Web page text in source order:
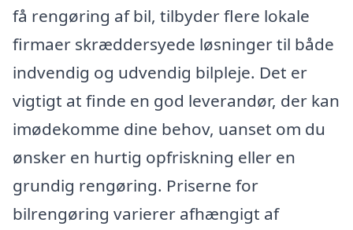
få rengøring af bil, tilbyder flere lokale
firmaer skræddersyede løsninger til både
indvendig og udvendig bilpleje. Det er
vigtigt at finde en god leverandør, der kan
imødekomme dine behov, uanset om du
ønsker en hurtig opfriskning eller en
grundig rengøring. Priserne for
bilrengøring varierer afhængigt af